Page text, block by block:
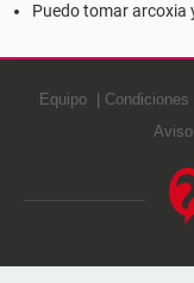
Puedo tomar arcoxia
Equipo Condiciones
Aviso